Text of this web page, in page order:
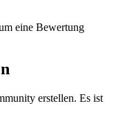
eine Bewertung
erstellen. Es ist